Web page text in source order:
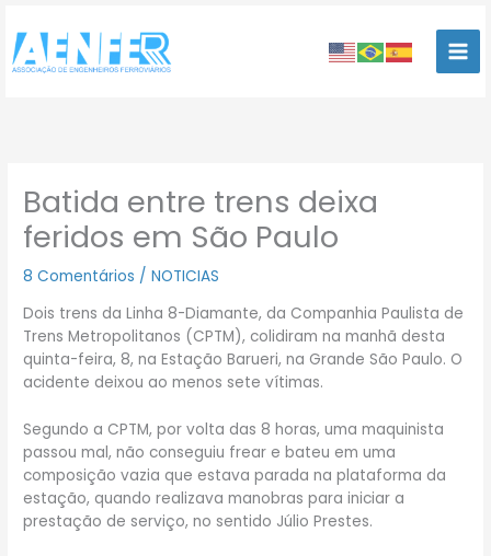
para
conteúdo
Batida entre trens deixa
feridos em São Paulo
8 Comentários /NOTICIAS
Dois trens da Linha 8-Diamante, da Companhia Paulista de
Trens Metropolitanos (CPTM), colidiram na manhã desta
quinta-feira, 8, na Estação Barueri, na Grande São Paulo. O
acidente deixou ao menos sete vítimas.
Segundo a CPTM, por volta das 8 horas, uma maquinista
passou mal, não conseguiu frear e bateu em uma
composição vazia que estava parada na plataforma da
estação, quando realizava manobras para iniciar a
prestação de serviço, no sentido Júlio Prestes.